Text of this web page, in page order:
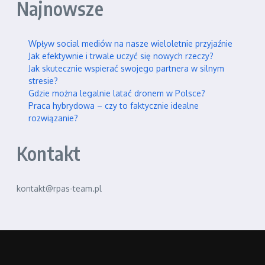
Najnowsze
Wpływ social mediów na nasze wieloletnie przyjaźnie
Jak efektywnie i trwale uczyć się nowych rzeczy?
Jak skutecznie wspierać swojego partnera w silnym
stresie?
Gdzie można legalnie latać dronem w Polsce?
Praca hybrydowa – czy to faktycznie idealne
rozwiązanie?
Kontakt
kontakt@rpas-team.pl